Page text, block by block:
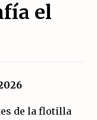
los presupuestos
el